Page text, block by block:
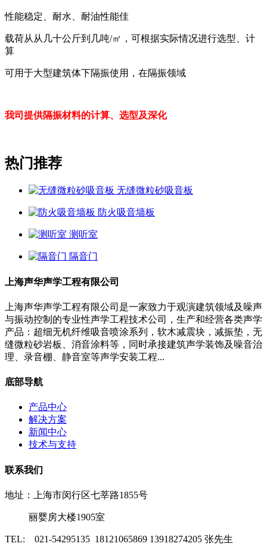
性能稳定、耐水、耐油性能佳
载荷从从几十公斤到几吨/㎡，可根据实际情况进行选型、计
算
可用于大型建筑体下隔振使用，在隔振领域
我司提供隔振材料的计算、选型及深化
热门推荐
无缝微粒砂吸音板
防火吸音墙板
测听室
隔音门
上海声华声学工程有限公司
上海声华声学工程有限公司是一家致力于观演建筑领域及噪声
与振动控制的专业性声学工程技术公司，生产和经营各类声学
产品：超细无机纤维吸音喷涂系列，软木减震块，减振垫，无
缝微粒砂岩板、消音涂料等，同时承接建筑声学装饰及噪音治
理、录音棚、静音室等声学安装工程...
底部导航
产品中心
解决方案
新闻中心
技术与支持
联系我们
地址：上海市闵行区七莘路1855号
丽婴房大楼1905室
TEL: 021-54295135 18121065869 13918274205 张先生